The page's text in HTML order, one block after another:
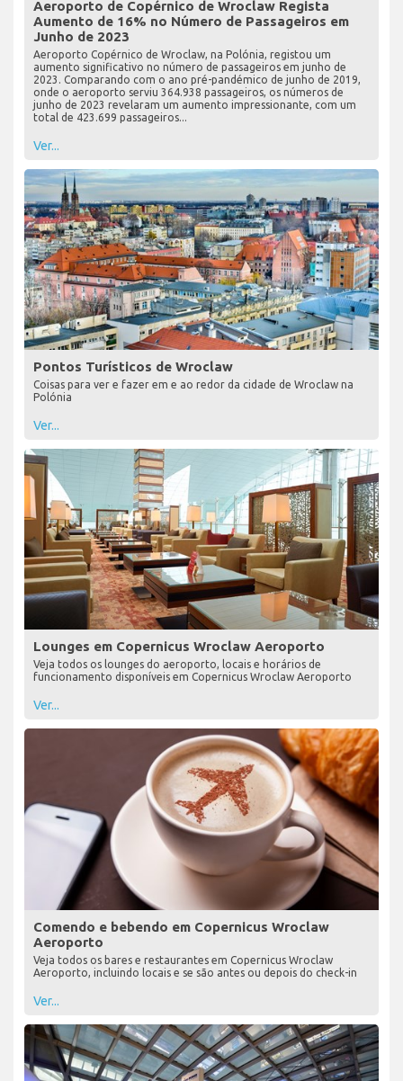
Aeroporto de Copérnico de Wroclaw Regista
Aumento de 16% no Número de Passageiros em
Junho de 2023
Aeroporto Copérnico de Wroclaw, na Polónia, registou um
aumento significativo no número de passageiros em junho de
2023. Comparando com o ano pré-pandémico de junho de 2019,
onde o aeroporto serviu 364.938 passageiros, os números de
junho de 2023 revelaram um aumento impressionante, com um
total de 423.699 passageiros...
Ver...
Pontos Turísticos de Wroclaw
Coisas para ver e fazer em e ao redor da cidade de Wroclaw na
Polónia
Ver...
Lounges em Copernicus Wroclaw Aeroporto
Veja todos os lounges do aeroporto, locais e horários de
funcionamento disponíveis em Copernicus Wroclaw Aeroporto
Ver...
Comendo e bebendo em Copernicus Wroclaw
Aeroporto
Veja todos os bares e restaurantes em Copernicus Wroclaw
Aeroporto, incluindo locais e se são antes ou depois do check-in
Ver...